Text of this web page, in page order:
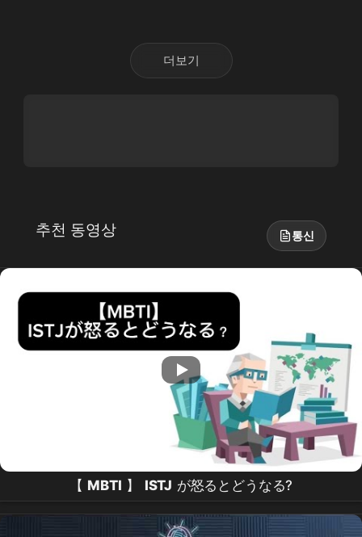
더보기
추천 동영상 통신
【 MBTI 】 ISTJ が怒るとどうなる?